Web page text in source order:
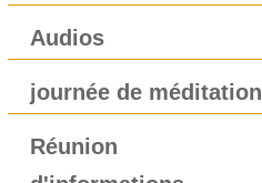
Audios
journée de méditation
Réunion